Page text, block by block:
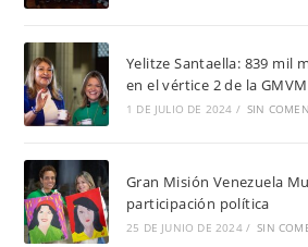
Yelitze Santaella: 839 mil
en el vértice 2 de la GMVM
1 DE JULIO DE 2024 / SIN
Gran Misión Venezuela
participación política
25 DE JUNIO DE 2024 / SIN